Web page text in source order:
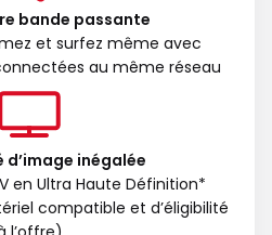
bande passante
et surfez même avec
au même réseau
d’image inégalée
en Ultra Haute Définition*
compatible et d’éligibilité